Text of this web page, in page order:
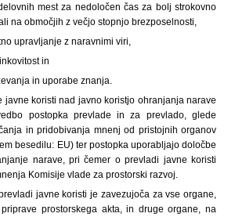
mest za nedoločen čas za bolj strokovno
na območjih z večjo stopnjo brezposelnosti,
upravljanje z naravnimi viri,
in
in uporabe znanja.
javne koristi nad javno koristjo ohranjanja narave
postopka prevlade in za prevlado, glede
in pridobivanja mnenj od pristojnih organov
besedilu: EU) ter postopka uporabljajo določbe
narave, pri čemer o prevladi javne koristi
Komisije vlade za prostorski razvoj.
javne koristi je zavezujoča za vse organe,
prostorskega akta, in druge organe, na